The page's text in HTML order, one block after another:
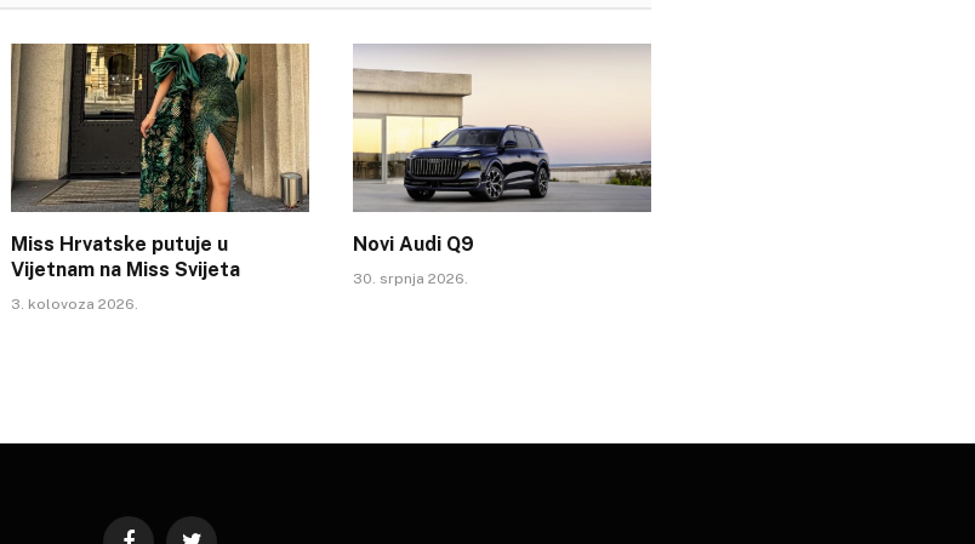
Miss Hrvatske putuje u
Vijetnam na Miss Svijeta
3. kolovoza 2026.
Novi Audi Q9
30. srpnja 2026.